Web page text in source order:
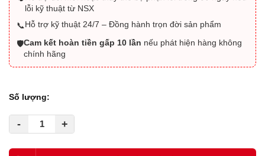
lỗi kỹ thuật từ NSX
📞Hỗ trợ kỹ thuật 24/7 – Đồng hành trọn đời sản phẩm
🛡️Cam kết hoàn tiền gấp 10 lần nếu phát hiện hàng không
chính hãng
Số lượng:
- +